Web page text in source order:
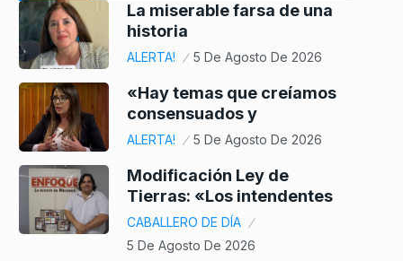
La miserable farsa de una
historia
ALERTA! 5 De Agosto De 2026
«Hay temas que creíamos
consensuados y
ALERTA! 5 De Agosto De 2026
Modificación Ley de
Tierras: «Los intendentes
CABALLERO DE DÍA
5 De Agosto De 2026